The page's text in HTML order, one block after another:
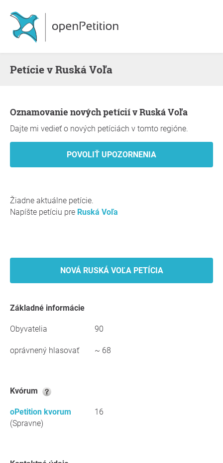
Petície v Ruská Voľa
Oznamovanie nových petícií v Ruská Voľa
Dajte mi vedieť o nových petíciách v tomto regióne.
Žiadne aktuálne petície.
Napíšte petíciu pre Ruská Voľa
NOVÁ RUSKÁ VOĽA PETÍCIA
Základné informácie
Obyvatelia 90
oprávnený hlasovať ~ 68
kvórum
oPetition kvorum
(Spravne)
16